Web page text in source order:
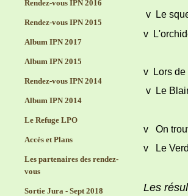
Rendez-vous IPN 2016
Rendez-vous IPN 2015
Album IPN 2017
Album IPN 2015
Rendez-vous IPN 2014
Album IPN 2014
Le Refuge LPO
Accès et Plans
Les partenaires des rendez-
vous
Sortie Jura - Sept 2018
v Le
v
v Lors de
v Le
v On
v Le
Les